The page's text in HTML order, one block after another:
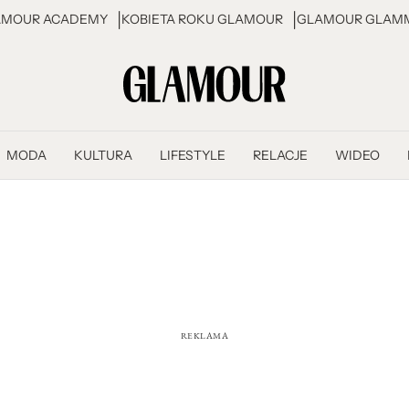
ACADEMY KOBIETA ROKU GLAMOUR GLAMOUR
MODA KULTURA LIFESTYLE RELACJE WIDEO